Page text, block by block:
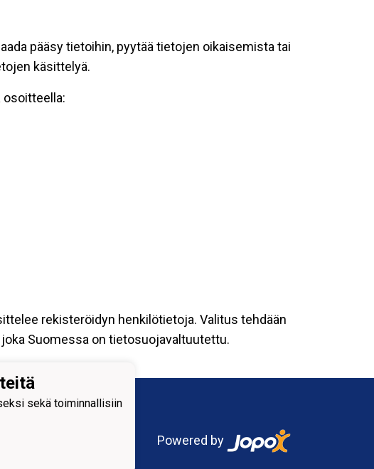
pääsy tietoihin, pyytää tietojen oikaisemista tai
käsittelyä.
osoitteella:
rekisteröidyn henkilötietoja. Valitus tehdään
Suomessa on tietosuojavaltuutettu.
Powered by
sekä toiminnallisiin